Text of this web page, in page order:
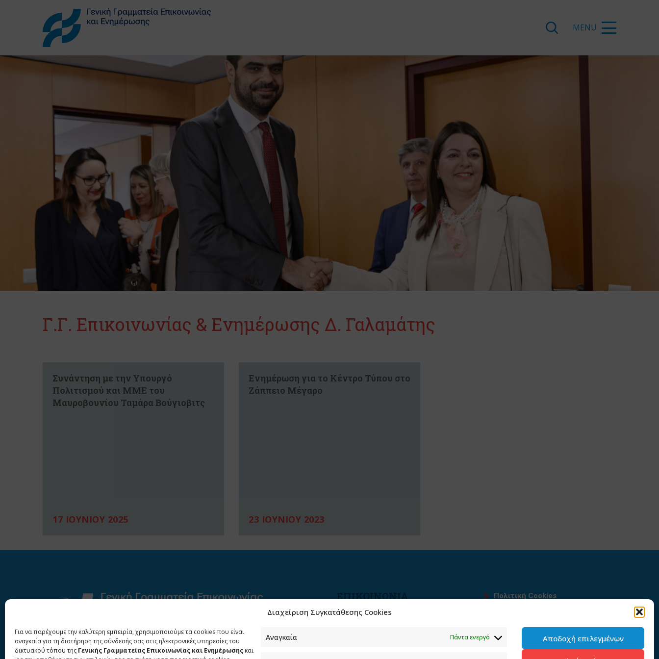
Διαχείριση Συγκατάθεσης Cookies
Για να παρέχουμε την καλύτερη εμπειρία, χρησιμοποιούμε τα cookies που είναι
αναγκαία για τη διατήρηση της σύνδεσής σας στις ηλεκτρονικές υπηρεσίες του
δικτυακού τόπου της Γενικής Γραμματείας Επικοινωνίας και Ενημέρωσης και
Αναγκαία Πάντα ενεργό Αποδοχή επιλεγμένων
Γ.Γ. Επικοινωνίας & Ενημέρωσης Δ. Γαλαμάτης
Συνάντηση με την Υπουργό
Πολιτισμού και ΜΜΕ του
Μαυροβουνίου Ταμάρα Βούγιοβιτς
17 ΙΟΥΝΙΟΥ 2025
Ενημέρωση για το Κέντρο Τύπου στο
Ζάππειο Μέγαρο
23 ΙΟΥΝΙΟΥ 2023
ΕΠΙΚΟΙΝΩΝΙΑ
Φραγκούδη 11 & Αλεξάνδρου
Πολιτική Cookies
Πολιτική προστασίας
προσωπικών δεδομένων του
παρόντος ιστότοπου